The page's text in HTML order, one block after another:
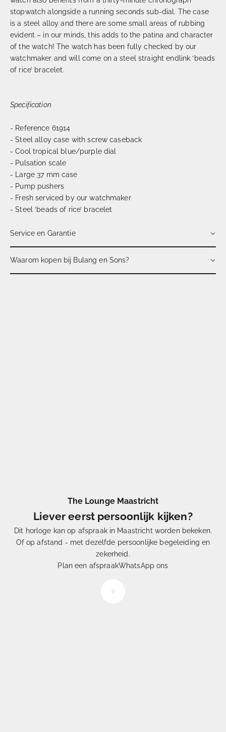
stopwatch alongside a running seconds sub-dial. The case
is a steel alloy and there are some small areas of rubbing
evident – in our minds, this adds to the patina and character
of the watch! The watch has been fully checked by our
watchmaker and will come on a steel straight endlink ‘beads
of rice’ bracelet.
Specification
- Reference 61914
- Steel alloy case with screw caseback
- Cool tropical blue/purple dial
- Pulsation scale
- Large 37 mm case
- Pump pushers
- Fresh serviced by our watchmaker
- Steel ‘beads of rice’ bracelet
Service en Garantie
Waarom kopen bij Bulang en Sons?
The Lounge Maastricht
Liever eerst persoonlijk kijken?
Dit horloge kan op afspraak in Maastricht worden bekeken.
Of op afstand - met dezelfde persoonlijke begeleiding en
zekerheid.
Plan een afspraakWhatsApp ons
Eénuit Duizenden
selecterenwij onze horloges